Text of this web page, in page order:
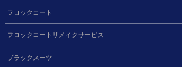
フロックコート
フロックコートリメイクサービス
ブラックスーツ